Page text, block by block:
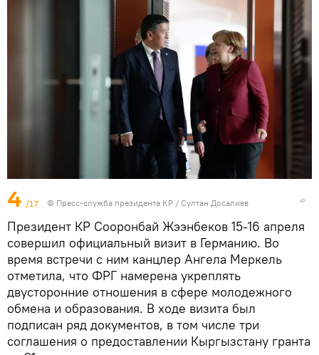
4 /17 © Пресс-служба президента КР / Султан Досалиев
Президент КР Сооронбай Жээнбеков 15-16 апреля
совершил официальный визит в Германию. Во
время встречи с ним канцлер Ангела Меркель
отметила, что ФРГ намерена укреплять
двусторонние отношения в сфере молодежного
обмена и образования. В ходе визита был
подписан ряд документов, в том числе три
соглашения о предоставлении Кыргызстану гранта